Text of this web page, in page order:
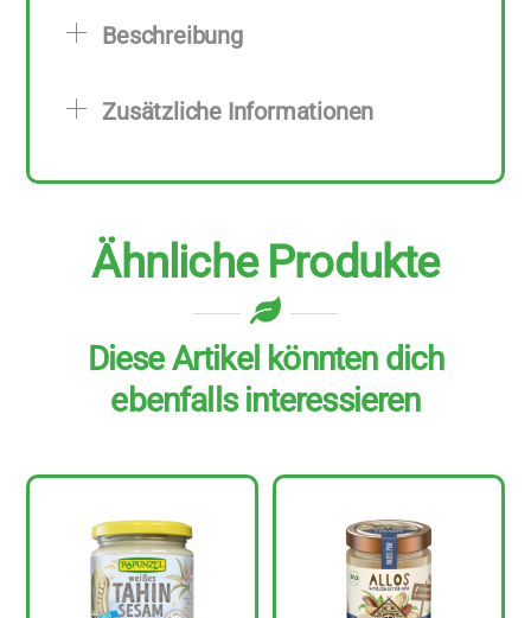
Menge
Beschreibung
Zusätzliche Informationen
Ähnliche Produkte
Diese Artikel könnten dich
ebenfalls interessieren